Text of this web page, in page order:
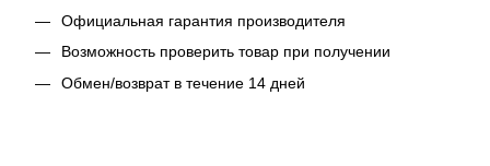
Официальная гарантия производителя
Возможность проверить товар при получении
Обмен/возврат в течение 14 дней